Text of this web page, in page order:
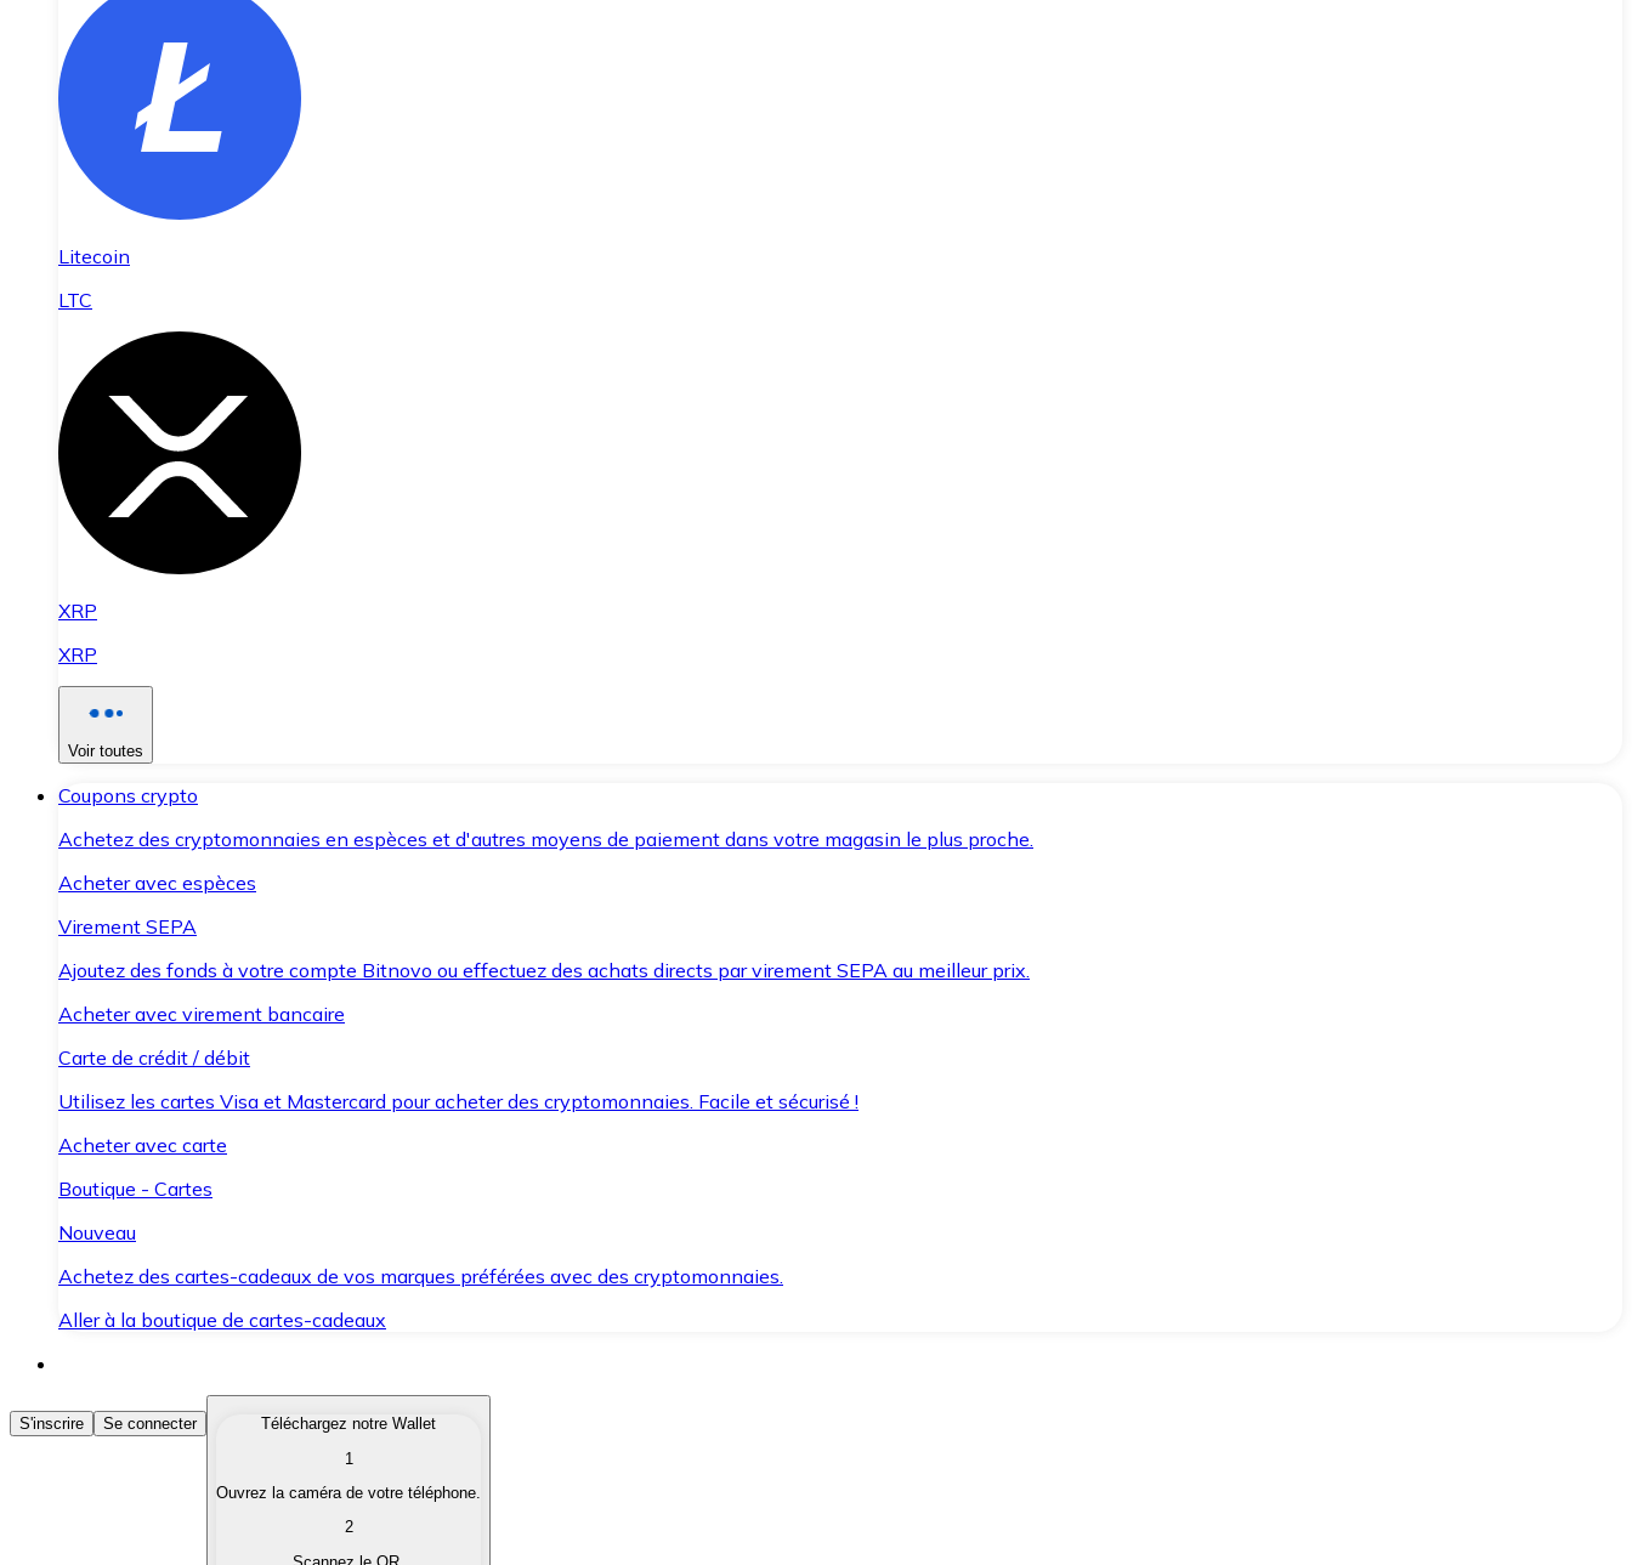
Litecoin
LTC
XRP
XRP
Voir toutes
Coupons crypto
Achetez des cryptomonnaies en espèces et d'autres moyens de paiement dans votre magasin le plus proche.
Acheter avec espèces
Virement SEPA
Ajoutez des fonds à votre compte Bitnovo ou effectuez des achats directs par virement SEPA au meilleur prix.
Acheter avec virement bancaire
Carte de crédit / débit
Utilisez les cartes Visa et Mastercard pour acheter des cryptomonnaies. Facile et sécurisé !
Acheter avec carte
Boutique - Cartes
Nouveau
Achetez des cartes-cadeaux de vos marques préférées avec des cryptomonnaies.
Aller à la boutique de cartes-cadeaux
Acheter des Cryptomonnaies
Achetez les cryptomonnaies qui vous intéressent rapidement et en toute sécurité.
Convertissez vos cryptomonnaies en monnaie fiduciaire lorsque vous en avez besoin.
S'inscrire Se connecter
Téléchargez notre Wallet
1
Ouvrez la caméra de votre téléphone.
2